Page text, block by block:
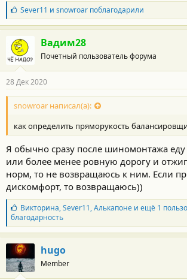
Б
л
а
г
о
д
а
н
о
с
и
:
Sever11 и snowroarпоблагодарили
Вадим28
Почетный пользователь форума
28 Дек 2020
snowroar написал(а):
как определить пряморукость
Я обычно сразу после шиномонтажа
или более менее ровную дорогу и
норм, то не возвращаюсь к ним. Если
дискомфорт, то возвращаюсь))
Б
л
а
г
о
д
а
р
Викторина,Sever11,Алькапонеи ещё 1
благодарность
hugo
Member